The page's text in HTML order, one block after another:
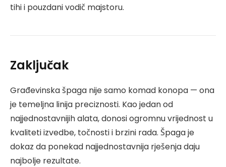
tihi i pouzdani vodič majstoru.
Zaključak
Građevinska špaga nije samo komad konopa — ona
je temeljna linija preciznosti. Kao jedan od
najjednostavnijih alata, donosi ogromnu vrijednost u
kvaliteti izvedbe, točnosti i brzini rada. Špaga je
dokaz da ponekad najjednostavnija rješenja daju
najbolje rezultate.